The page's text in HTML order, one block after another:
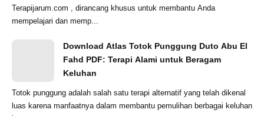
Terapijarum.com , dirancang khusus untuk membantu Anda
mempelajari dan memp...
Download Atlas Totok Punggung Duto Abu El
Fahd PDF: Terapi Alami untuk Beragam
Keluhan
Totok punggung adalah salah satu terapi alternatif yang telah dikenal
luas karena manfaatnya dalam membantu pemulihan berbagai keluhan